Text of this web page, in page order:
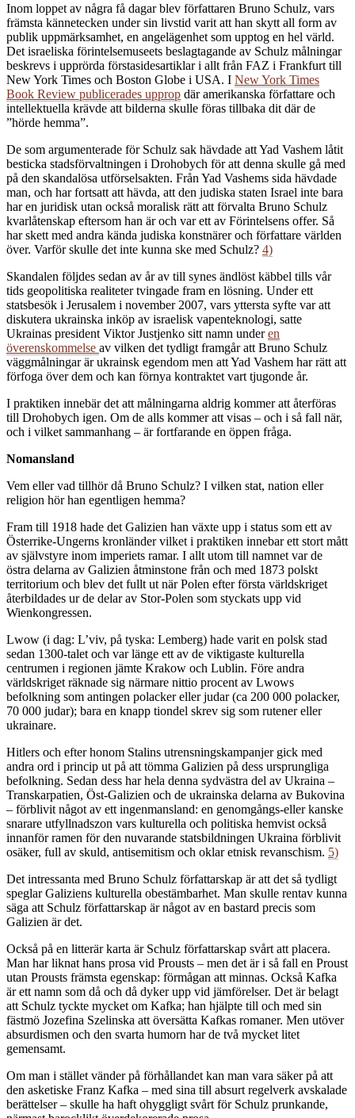
Inom loppet av några få dagar blev författaren Bruno Schulz, vars
främsta kännetecken under sin livstid varit att han skytt all form av
publik uppmärksamhet, en angelägenhet som upptog en hel värld.
Det israeliska förintelsemuseets beslagtagande av Schulz målningar
beskrevs i upprörda förstasidesartiklar i allt från FAZ i Frankfurt till
New York Times och Boston Globe i USA. I New York Times
Book Review publicerades upprop där amerikanska författare och
intellektuella krävde att bilderna skulle föras tillbaka dit där de
”hörde hemma”.
De som argumenterade för Schulz sak hävdade att Yad Vashem låtit
besticka stadsförvaltningen i Drohobych för att denna skulle gå med
på den skandalösa utförselsakten. Från Yad Vashems sida hävdade
man, och har fortsatt att hävda, att den judiska staten Israel inte bara
har en juridisk utan också moralisk rätt att förvalta Bruno Schulz
kvarlåtenskap eftersom han är och var ett av Förintelsens offer. Så
har skett med andra kända judiska konstnärer och författare världen
över. Varför skulle det inte kunna ske med Schulz? 4)
Skandalen följdes sedan av år av till synes ändlöst käbbel tills vår
tids geopolitiska realiteter tvingade fram en lösning. Under ett
statsbesök i Jerusalem i november 2007, vars yttersta syfte var att
diskutera ukrainska inköp av israelisk vapenteknologi, satte
Ukrainas president Viktor Justjenko sitt namn underen
överenskommelse av vilken det tydligt framgår att Bruno Schulz
väggmålningar är ukrainsk egendom men att Yad Vashem har rätt att
förfoga över dem och kan förnya kontraktet vart tjugonde år.
I praktiken innebär det att målningarna aldrig kommer att återföras
till Drohobych igen. Om de alls kommer att visas – och i så fall när,
och i vilket sammanhang – är fortfarande en öppen fråga.
Nomansland
Vem eller vad tillhör då Bruno Schulz? I vilken stat, nation eller
religion hör han egentligen hemma?
Fram till 1918 hade det Galizien han växte upp i status som ett av
Österrike-Ungerns kronländer vilket i praktiken innebar ett stort mått
av självstyre inom imperiets ramar. I allt utom till namnet var de
östra delarna av Galizien åtminstone från och med 1873 polskt
territorium och blev det fullt ut när Polen efter första världskriget
återbildades ur de delar av Stor-Polen som styckats upp vid
Wienkongressen.
Lwow (i dag: L’viv, på tyska: Lemberg) hade varit en polsk stad
sedan 1300-talet och var länge ett av de viktigaste kulturella
centrumen i regionen jämte Krakow och Lublin. Före andra
världskriget räknade sig närmare nittio procent av Lwows
befolkning som antingen polacker eller judar (ca 200 000 polacker,
70 000 judar); bara en knapp tiondel skrev sig som rutener eller
ukrainare.
Hitlers och efter honom Stalins utrensningskampanjer gick med
andra ord i princip ut på att tömma Galizien på dess ursprungliga
befolkning. Sedan dess har hela denna sydvästra del av Ukraina –
Transkarpatien, Öst-Galizien och de ukrainska delarna av Bukovina
– förblivit något av ett ingenmansland: en genomgångs-eller kanske
snarare utfyllnadszon vars kulturella och politiska hemvist också
innanför ramen för den nuvarande statsbildningen Ukraina förblivit
osäker, full av skuld, antisemitism och oklar etnisk revanschism. 5)
Det intressanta med Bruno Schulz författarskap är att det så tydligt
speglar Galiziens kulturella obestämbarhet. Man skulle rentav kunna
säga att Schulz författarskap är något av en bastard precis som
Galizien är det.
Också på en litterär karta är Schulz författarskap svårt att placera.
Man har liknat hans prosa vid Prousts – men det är i så fall en Proust
utan Prousts främsta egenskap: förmågan att minnas. Också Kafka
är ett namn som då och då dyker upp vid jämförelser. Det är belagt
att Schulz tyckte mycket om Kafka; han hjälpte till och med sin
fästmö Jozefina Szelinska att översätta Kafkas romaner. Men utöver
absurdismen och den svarta humorn har de två mycket litet
gemensamt.
Om man i stället vänder på förhållandet kan man vara säker på att
den asketiske Franz Kafka – med sina till absurt regelverk avskalade
berättelser – skulle ha haft ohyggligt svårt för Schulz prunkande,